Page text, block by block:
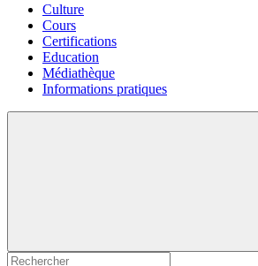
Culture
Cours
Certifications
Education
Médiathèque
Informations pratiques